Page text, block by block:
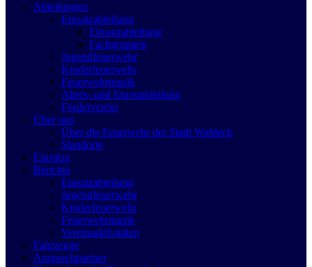
Abteilungen
Einsatzabteilung
Einsatzabteilung
Fachgruppen
Jugendfeuerwehr
Kinderfeuerwehr
Feuerwehrmusik
Alters- und Ehrenabteilung
Förderverein
Über uns
Über die Feuerwehr der Stadt Waldeck
Standorte
Einsätze
Berichte
Einsatzabteilung
Jugendfeuerwehr
Kinderfeuerwehr
Feuerwehrmusik
Vereinsaktivitäten
Fahrzeuge
Ansprechpartner